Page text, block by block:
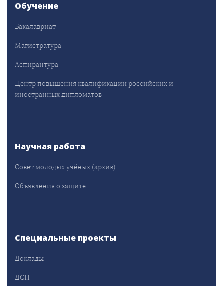
Обучение
Бакалавриат
Магистратура
Аспирантура
Центр повышения квалификации российских и
иностранных дипломатов
Научная работа
Совет молодых учёных (архив)
Объявления о защите
Специальные проекты
Доклады
ДСП